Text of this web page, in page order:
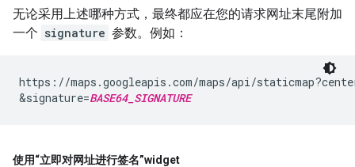
无论采用上述哪种方式，最终都应在您的请求网址末尾附加
一个 signature 参数。例如：
https://maps.googleapis.com/maps/api/
&signature=BASE64_SIGNATURE
使用“立即对网址进行签名”widget